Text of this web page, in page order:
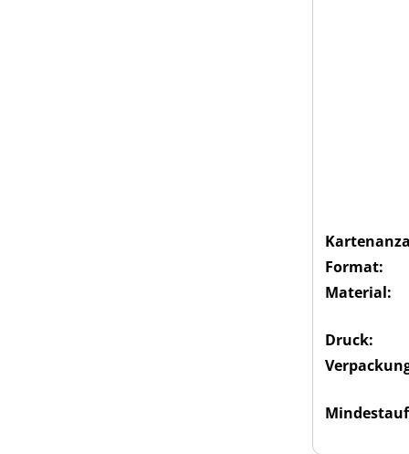
Format:
Material:
Druck: